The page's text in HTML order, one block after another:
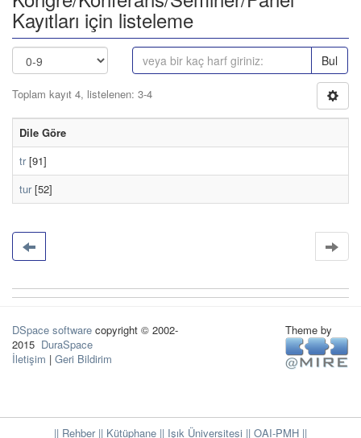
Kayıtları için listeleme
Bul
Toplam kayıt 4, listelenen: 3-4
Dile Göre
tr[91]
tur[52]
DSpace software copyright © 2002-
2015 DuraSpace
İletişim | Geri Bildirim
Theme by
|| Rehber|| Kütüphane || Işık Üniversitesi || OAI-PMH ||